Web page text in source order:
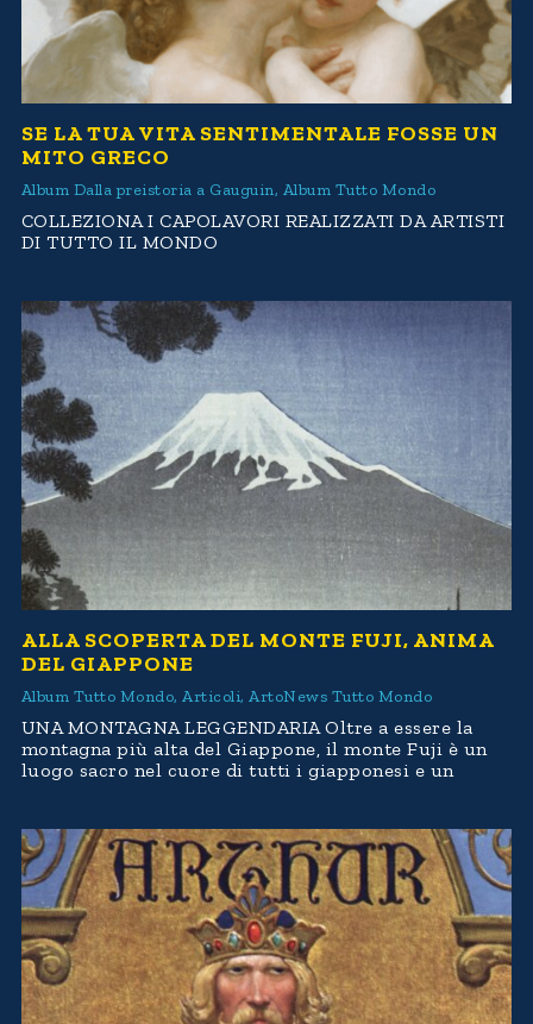
SE LA TUA VITA SENTIMENTALE FOSSE UN
MITO GRECO
Album Dalla preistoria a Gauguin, Album Tutto Mondo
COLLEZIONA I CAPOLAVORI REALIZZATI DA ARTISTI
DI TUTTO IL MONDO
ALLA SCOPERTA DEL MONTE FUJI, ANIMA
DEL GIAPPONE
Album Tutto Mondo,Articoli,ArtoNews Tutto Mondo
UNA MONTAGNA LEGGENDARIA Oltre a essere la
montagna più alta del Giappone, il monte Fuji è un
luogo sacro nel cuore di tutti i giapponesi e un